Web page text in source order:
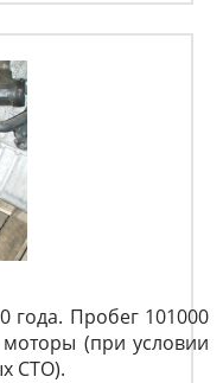
года. Пробег 101000
(при условии
СТО).